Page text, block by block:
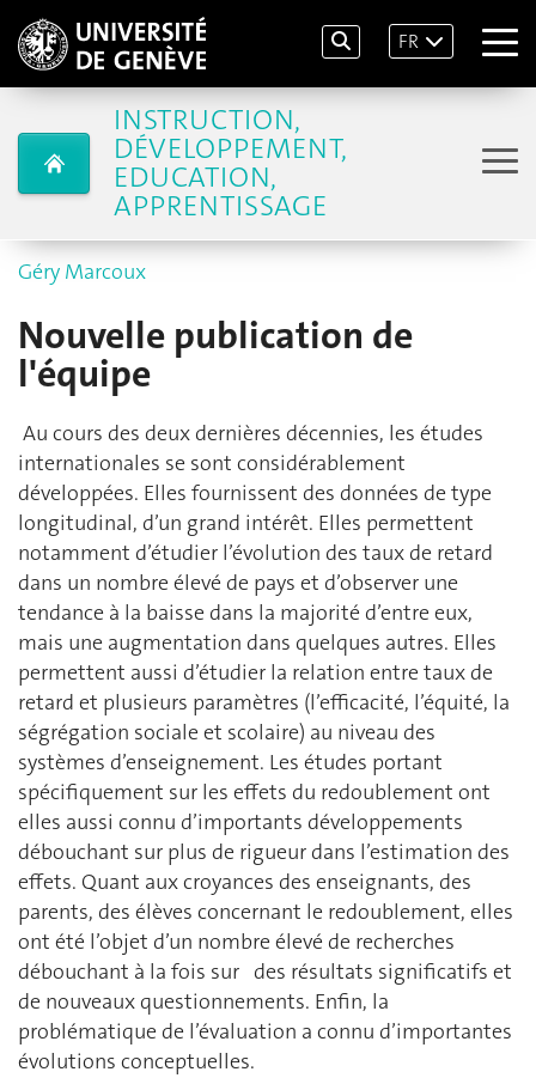
FR
INSTRUCTION,
DÉVELOPPEMENT,
EDUCATION,
APPRENTISSAGE
Géry Marcoux
Nouvelle publication de
l'équipe
Au cours des deux dernières décennies, les études
internationales se sont considérablement
développées. Elles fournissent des données de type
longitudinal, d’un grand intérêt. Elles permettent
notamment d’étudier l’évolution des taux de retard
dans un nombre élevé de pays et d’observer une
tendance à la baisse dans la majorité d’entre eux,
mais une augmentation dans quelques autres. Elles
permettent aussi d’étudier la relation entre taux de
retard et plusieurs paramètres (l’efficacité, l’équité, la
ségrégation sociale et scolaire) au niveau des
systèmes d’enseignement. Les études portant
spécifiquement sur les effets du redoublement ont
elles aussi connu d’importants développements
débouchant sur plus de rigueur dans l’estimation des
effets. Quant aux croyances des enseignants, des
parents, des élèves concernant le redoublement, elles
ont été l’objet d’un nombre élevé de recherches
débouchant à la fois sur des résultats significatifs et
de nouveaux questionnements. Enfin, la
problématique de l’évaluation a connu d’importantes
évolutions conceptuelles.